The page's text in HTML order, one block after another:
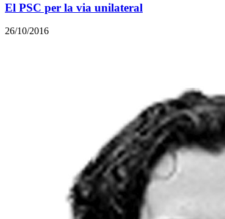
El PSC per la via unilateral
26/10/2016